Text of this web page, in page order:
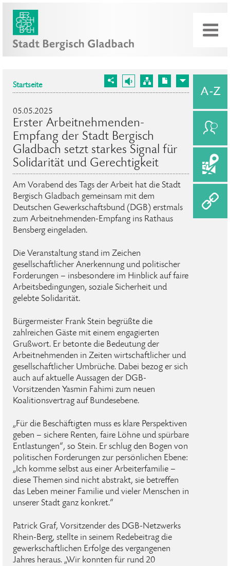
Startseite
05.05.2025
Erster Arbeitnehmenden-
Empfang der Stadt Bergisch
Gladbach setzt starkes Signal für
Solidarität und Gerechtigkeit
Am Vorabend des Tags der Arbeit hat die Stadt
Bergisch Gladbach gemeinsam mit dem
Deutschen Gewerkschaftsbund (DGB) erstmals
zum Arbeitnehmenden-Empfang ins Rathaus
Bensberg eingeladen.
Die Veranstaltung stand im Zeichen
gesellschaftlicher Anerkennung und politischer
Forderungen – insbesondere im Hinblick auf faire
Arbeitsbedingungen, soziale Sicherheit und
gelebte Solidarität.
Bürgermeister Frank Stein begrüßte die
zahlreichen Gäste mit einem engagierten
Grußwort. Er betonte die Bedeutung der
Arbeitnehmenden in Zeiten wirtschaftlicher und
gesellschaftlicher Umbrüche. Dabei bezog er sich
auch auf aktuelle Aussagen der DGB-
Vorsitzenden Yasmin Fahimi zum neuen
Koalitionsvertrag auf Bundesebene.
„Für die Beschäftigten muss es klare Perspektiven
geben – sichere Renten, faire Löhne und spürbare
Entlastungen“, so Stein. Er schlug den Bogen von
politischen Forderungen zur persönlichen Ebene:
„Ich komme selbst aus einer Arbeiterfamilie –
diese Themen sind nicht abstrakt, sie betreffen
das Leben meiner Familie und vieler Menschen in
unserer Stadt ganz konkret.“
Patrick Graf, Vorsitzender des DGB-Netzwerks
Rhein-Berg, stellte in seinem Redebeitrag die
gewerkschaftlichen Erfolge des vergangenen
Jahres heraus. „Wir konnten für rund 20